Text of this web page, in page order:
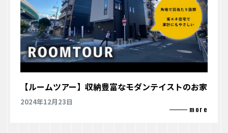
【ルームツアー】収納豊富なモダンテイストのお家
2024年12月23日